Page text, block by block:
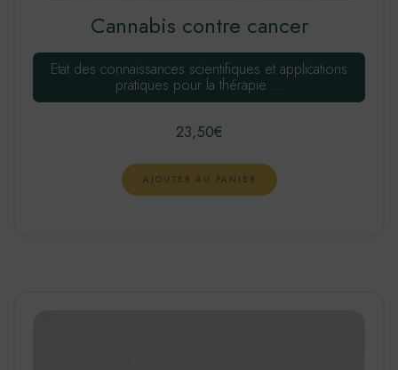
Cannabis contre cancer
Etat des connaissances scientifiques et applications
pratiques pour la thérapie …
23,50€
AJOUTER AU PANIER